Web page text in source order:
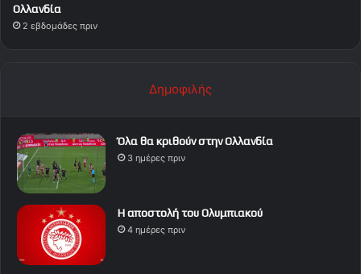
Ολλανδία
2 εβδομάδες πριν
Δημοφιλής
Όλα θα κριθούν στην Ολλανδία
3 ημέρες πριν
Η αποστολή του Ολυμπιακού
4 ημέρες πριν